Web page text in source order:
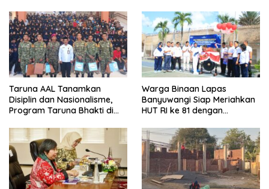
Rekening Pribadi
Banyuwangi
Taruna AAL Tanamkan
Disiplin dan Nasionalisme,
Program Taruna Bhakti di
Warga Binaan Lapas
Banyuwangi Siap Meriahkan
HUT RI ke 81 dengan